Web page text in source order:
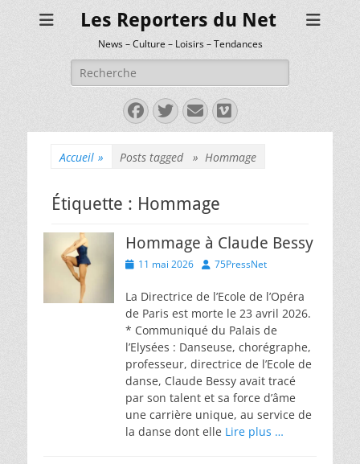
Les Reporters du Net
News – Culture – Loisirs – Tendances
Rechercher :
Facebook
Twitter
E-
mail
Vimeo
Accueil » Posts tagged » Hommage
Étiquette : Hommage
Hommage à Claude Bessy
Posted11 mai 2026 Author
75PressNet
La Directrice de l’Ecole de l’Opéra
de Paris est morte le 23 avril 2026.
* Communiqué du Palais de
l’Elysées : Danseuse, chorégraphe,
professeur, directrice de l’Ecole de
danse, Claude Bessy avait tracé
par son talent et sa force d’âme
une carrière unique, au service de
la danse dont elle Lire plus …